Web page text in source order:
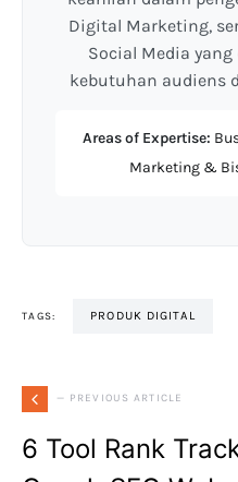
Digital Marketing,
Social Media
kebutuhan audiens
Areas of Expertise:
Marketing &
TAGS: PRODUK DIGITAL
— PREVIOUS ARTICLE
6 Tool Rank